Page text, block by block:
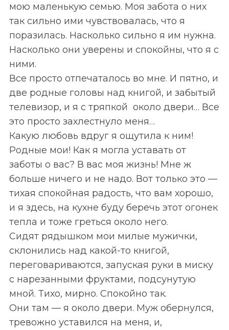
мою маленькую семью. Моя забота о них
так сильно ими чувствовалась, что я
поразилась. Насколько сильно я им нужна.
Насколько они уверены и спокойны, что я с
ними.
Все просто отпечаталось во мне. И пятно, и
две родные головы над книгой, и забытый
телевизор, и я с тряпкой около двери… Все
это просто захлестнуло меня…
Какую любовь вдруг я ощутила к ним!
Родные мои! Как я могла уставать от
заботы о вас? В вас моя жизнь! Мне ж
больше ничего и не надо. Вот только это —
тихая спокойная радость, что вам хорошо,
и я здесь, на кухне буду беречь этот огонек
тепла и тоже греться около него.
Сидят рядышком мои милые мужички,
склонились над какой-то книгой,
переговариваются, запуская руки в миску
с нарезанными фруктами, подсунутую
мной. Тихо, мирно. Спокойно так.
Они там — я около двери. Муж обернулся,
тревожно уставился на меня, и,